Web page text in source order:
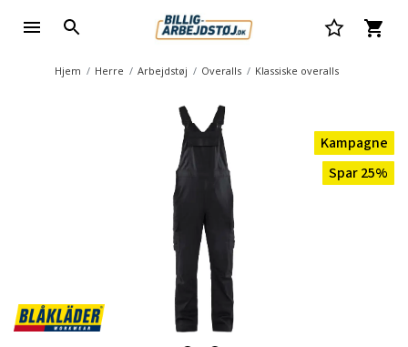
Hjem Herre Arbejdstøj Overalls Klassiske overalls
Kampagne
Spar 25%